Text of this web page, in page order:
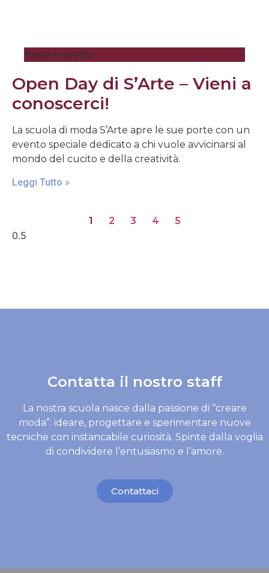
News e eventi
Open Day di S’Arte – Vieni a
conoscerci!
La scuola di moda S’Arte apre le sue porte con un
evento speciale dedicato a chi vuole avvicinarsi al
mondo del cucito e della creatività.
Leggi Tutto »
1 2 3 4 5
Contatta il nostro staff
La nostra scuola nasce dalla passione di “creare
moda”: ideare, progettare e sperimentare nuove
tecniche con instancabile curiosità. Spinte dalla voglia
di condividere l’entusiasmo e l’amore.
Contattaci